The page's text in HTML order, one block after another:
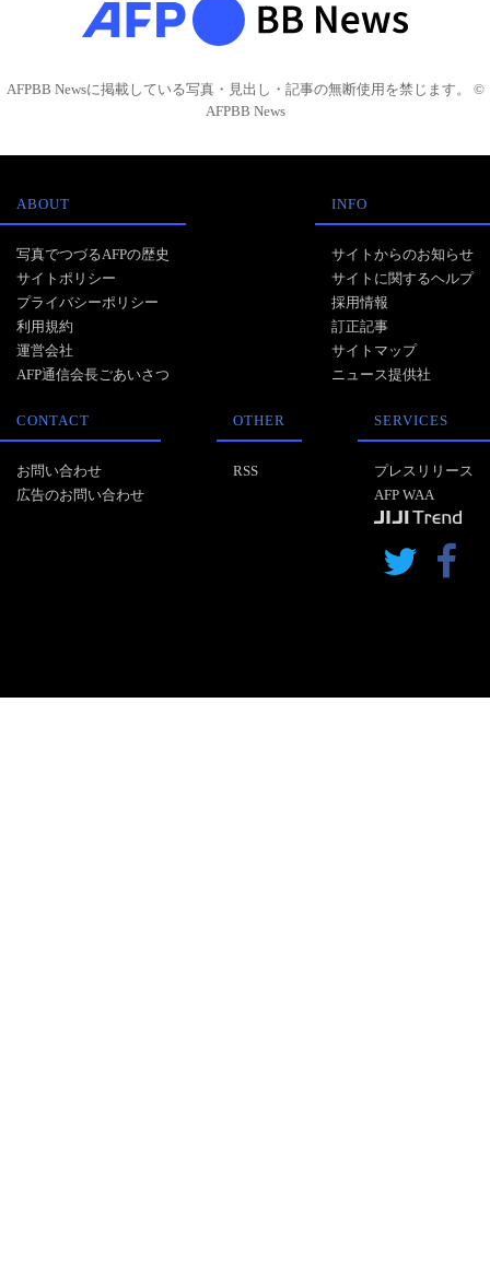
AFPBB Newsに掲載している写真・見出し・記事の無断使用を禁じます。 ©
AFPBB News
ABOUT
写真でつづるAFPの歴史
サイトポリシー
プライバシーポリシー
利用規約
運営会社
AFP通信会長ごあいさつ
INFO
サイトからのお知らせ
サイトに関するヘルプ
採用情報
訂正記事
サイトマップ
ニュース提供社
CONTACT
お問い合わせ
広告のお問い合わせ
OTHER
RSS
SERVICES
プレスリリース
AFP WAA